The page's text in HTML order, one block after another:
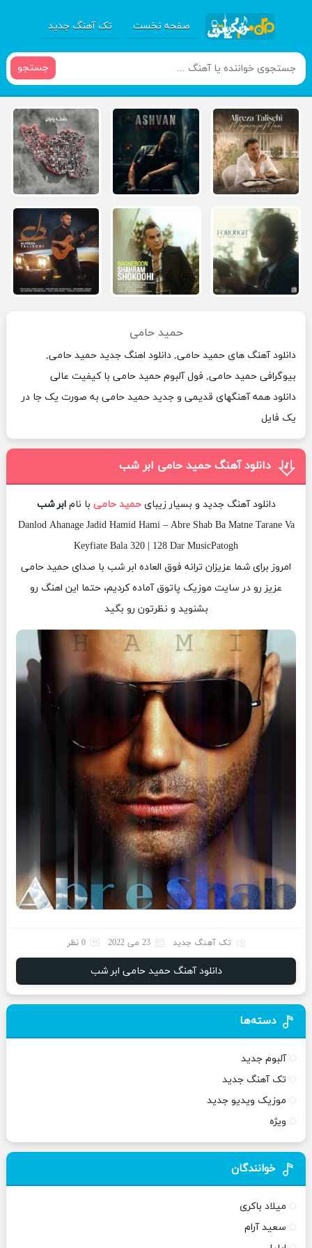
صفحه نخست تک آهنگ جدید
جستجو
حمید حامی
دانلود آهنگ های حمید حامی, دانلود اهنگ جدید حمید حامی,
بیوگرافی حمید حامی, فول آلبوم حمید حامی با کیفیت عالی
دانلود همه آهنگهای قدیمی و جدید حمید حامی به صورت یک جا در
یک فایل
دانلود آهنگ حمید حامی ابر شب
دانلود آهنگ جدید و بسیار زیبایحمید حامی با نامابر شب
Danlod Ahanage Jadid Hamid Hami – Abre Shab Ba Matne Tarane Va
Keyfiate Bala 320 | 128 Dar MusicPatogh
امروز برای شما عزیزان ترانه فوق العاده ابر شب با صدای حمید حامی
عزیز رو در سایت موزیک پاتوق آماده کردیم، حتما این اهنگ رو
بشنوید و نظرتون رو بگید
تک آهنگ جدید 23 می 2022 0 نظر
دانلود آهنگ حمید حامی ابر شب
دسته‌ها
آلبوم جدید
تک آهنگ جدید
موزیک ویدیو جدید
ویژه
خوانندگان
میلاد باکری
سعید آرام